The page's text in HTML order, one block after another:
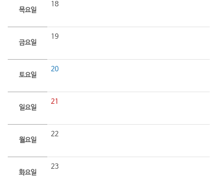
목요일
18
금요일
19
토요일
20
일요일
21
월요일
22
화요일
23